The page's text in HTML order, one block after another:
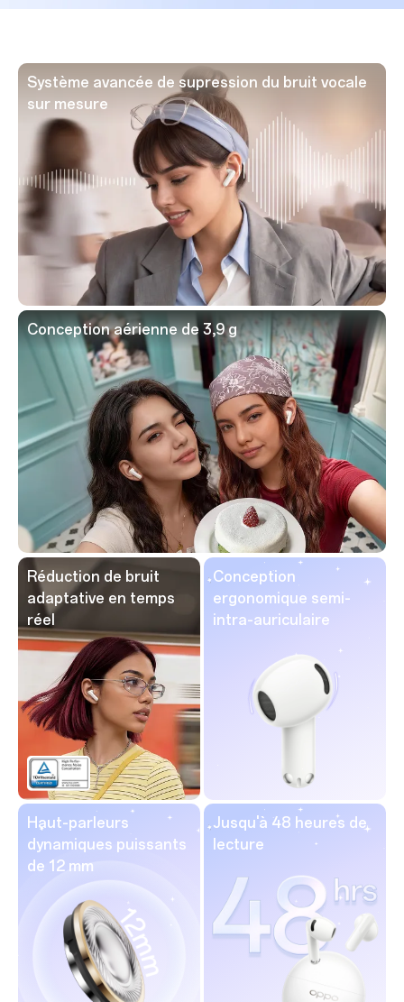
Système avancée de supression du bruit vocale
sur mesure
Réduction de bruit
adaptative en temps
réel
Haut-parleurs
dynamiques puissants
de 12 mm
Conception
ergonomique semi-
intra-auriculaire
Jusqu'à 48 heures de
lecture
Conception aérienne de 3,9 g